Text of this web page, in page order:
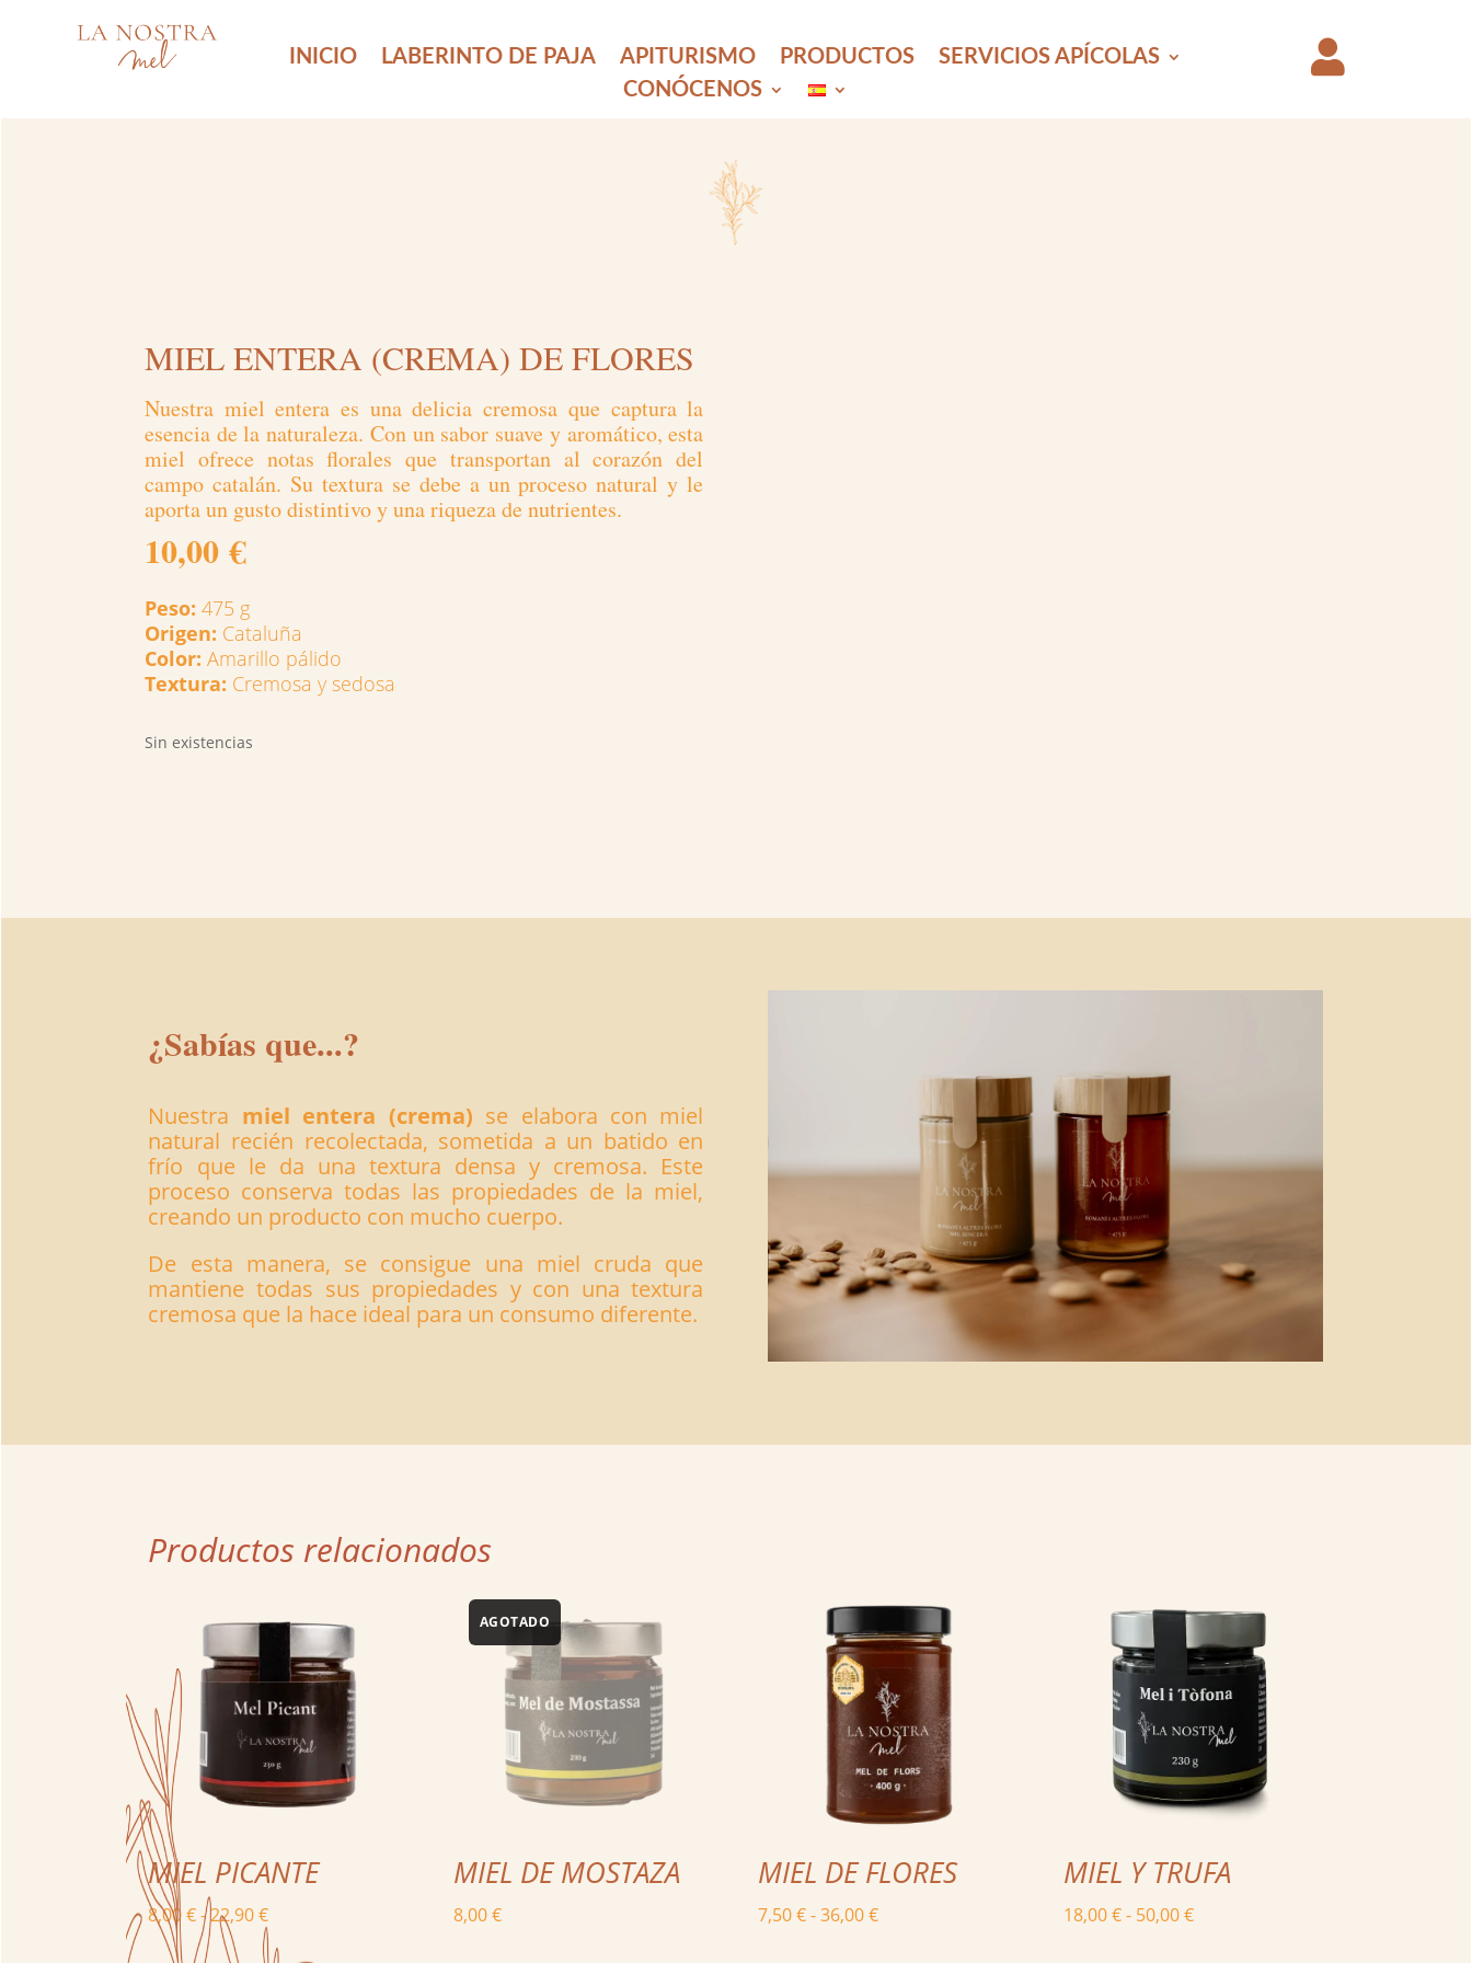
INICIO LABERINTO DE PAJA APITURISMO PRODUCTOS
SERVICIOS APÍCOLAS
CONÓCENOS

MIEL ENTERA (CREMA) DE FLORES
Nuestra miel entera es una delicia cremosa que captura la
esencia de la naturaleza. Con un sabor suave y aromático, esta
miel ofrece notas florales que transportan al corazón del
campo catalán. Su textura se debe a un proceso natural y le
aporta un gusto distintivo y una riqueza de nutrientes.
10,00€
Peso: 475 g
Origen: Cataluña
Color: Amarillo pálido
Textura: Cremosa y sedosa
Sin existencias
¿Sabías que...?
Nuestra miel entera (crema) se elabora con miel
natural recién recolectada, sometida a un batido en
frío que le da una textura densa y cremosa. Este
proceso conserva todas las propiedades de la miel,
creando un producto con mucho cuerpo.
De esta manera, se consigue una miel cruda que
mantiene todas sus propiedades y con una textura
cremosa que la hace ideal para un consumo diferente.
Productos relacionados
MIEL PICANTE
8,00€ -22,90€Rango
de
MIEL DE MOSTAZA
8,00€
MIEL DE FLORES
7,50€-36,00€Rango
MIEL Y TRUFA
18,00€- 50,00€Rango